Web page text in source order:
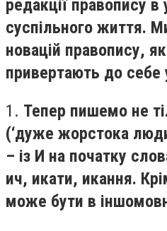
редакції правопису в
суспільного життя.
новацій правопису,
привертають до себе
1. Тепер пишемо не
(‘дуже жорстока
– із И на початку
ич, икати, икання.
може бути в